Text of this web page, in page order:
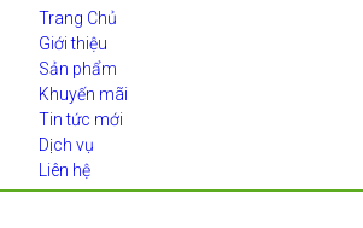
Trang Chủ
Giới thiệu
Sản phẩm
Khuyến mãi
Tin tức mới
Dịch vụ
Liên hệ